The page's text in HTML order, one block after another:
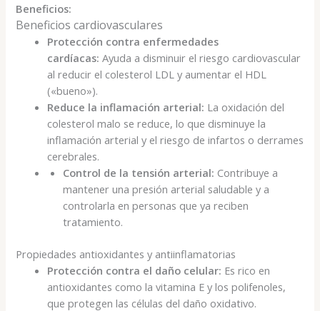
Beneficios:
Beneficios cardiovasculares
Protección contra enfermedades
cardíacas: Ayuda a disminuir el riesgo cardiovascular
al reducir el colesterol LDL y aumentar el HDL
(«bueno»).
Reduce la inflamación arterial: La oxidación del
colesterol malo se reduce, lo que disminuye la
inflamación arterial y el riesgo de infartos o derrames
cerebrales.
Control de la tensión arterial: Contribuye a
mantener una presión arterial saludable y a
controlarla en personas que ya reciben
tratamiento.
Propiedades antioxidantes y antiinflamatorias
Protección contra el daño celular: Es rico en
antioxidantes como la vitamina E y los polifenoles,
que protegen las células del daño oxidativo.